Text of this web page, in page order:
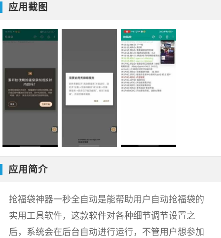
应用截图
应用简介
抢福袋神器一秒全自动是能帮助用户自动抢福袋的
实用工具软件，这款软件对各种细节调节设置之
后，系统会在后台自动进行运行，不管用户想参加